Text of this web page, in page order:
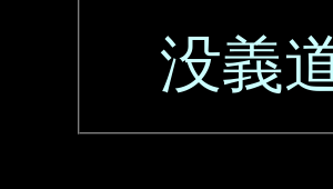
没義